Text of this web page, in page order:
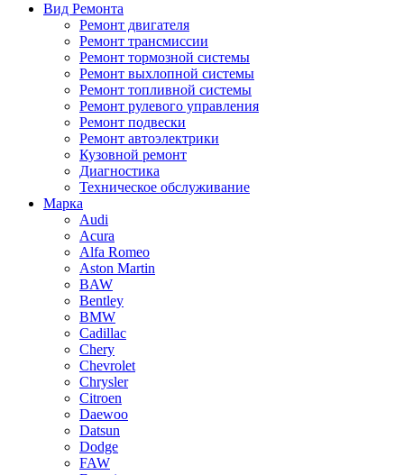
Вид Ремонта
Ремонт двигателя
Ремонт трансмиссии
Ремонт тормозной системы
Ремонт выхлопной системы
Ремонт топливной системы
Ремонт рулевого управления
Ремонт подвески
Ремонт автоэлектрики
Кузовной ремонт
Диагностика
Техническое обслуживание
Марка
Audi
Acura
Alfa Romeo
Aston Martin
BAW
Bentley
BMW
Cadillac
Chery
Chevrolet
Chrysler
Citroen
Daewoo
Datsun
Dodge
FAW